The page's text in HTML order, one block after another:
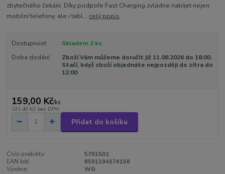
zbytečného čekání. Díky podpoře Fast Charging zvládne nabíjet nejen
mobilní telefony, ale i tabl... celý popis
Dostupnost
Skladem 2 ks
Doba dodání
Zboží Vám můžeme doručit již 11.08.2026 do 18:00.
Stačí, když zboží objednáte nejpozději do zítra do
12:00
159,00 Kč/ks
131,40 Kč bez DPH
Přidat do košíku
Číslo produktu:
5701502
EAN kód:
8591194074158
Výrobce:
WG